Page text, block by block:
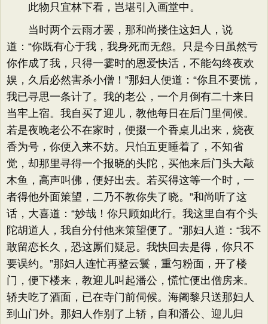
此物只宜林下看，岂堪引入画堂中。
当时两个云雨才罢，那和尚搂住这妇人，说
道：“你既有心于我，我身死而无怨。只是今日虽然亏
你作成了我，只得一霎时的恩爱快活，不能勾终夜欢
娱，久后必然害杀小僧！”那妇人便道：“你且不要慌，
我已寻思一条计了。我的老公，一个月倒有二十来日
当牢上宿。我自买了迎儿，教他每日在后门里伺候。
若是夜晚老公不在家时，便掇一个香桌儿出来，烧夜
香为号，你便入来不妨。只怕五更睡着了，不知省
觉，却那里寻得一个报晓的头陀，买他来后门头大敲
木鱼，高声叫佛，便好出去。若买得这等一个时，一
者得他外面策望，二乃不教你失了晓。”和尚听了这
话，大喜道：“妙哉！你只顾如此行。我这里自有个头
陀胡道人，我自分付他来策望便了。”那妇人道：“我不
敢留恋长久，恐这厮们疑忌。我快回去是得，你只不
要误约。”那妇人连忙再整云鬟，重匀粉面，开了楼
门，便下楼来，教迎儿叫起潘公，慌忙便出僧房来。
轿夫吃了酒面，已在寺门前伺候。海阇黎只送那妇人
到山门外。那妇人作别了上轿，自和潘公、迎儿归